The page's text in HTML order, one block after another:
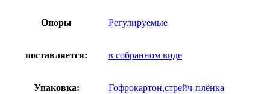
Опоры Регулируемые
поставляется: в собранном виде
Упаковка: Гофрокартон,стрейч-плёнка